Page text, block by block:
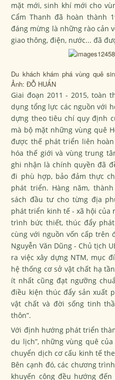
mặt mới, sinh khí mới cho
Cẩm Thanh đã hoàn thành
đáng mừng là những rào cản
giao thông, điện, nước... đã
Du khách khám phá vùng quê
Ảnh: ĐỖ HUẤN
Giai đoạn 2011 - 2015, toàn
dụng tổng lực các nguồn với
dựng theo tiêu chí quy định
mà bộ mặt những vùng quê
được thế phát triển liên
hóa thế giới và vùng trung
ghi nhận là chính quyền đã
đi phù hợp, bảo đảm thực
phát triển. Hàng năm,
sách đầu tư cho từng địa
phát triển kinh tế - xã hội của
trình bức thiết, thúc đẩy
cùng với nguồn vốn cấp trên
Nguyễn Văn Dũng - Chủ tịch
ra việc xây dựng NTM, mục
hệ thống cơ sở vật chất hạ
ít nhất cũng đạt ngưỡng
điều kiện thúc đẩy sản xuất
vật chất và đời sống tinh
thôn”.
Với định hướng phát triển
du lịch”, những vùng quê
chuyển dịch cơ cấu kinh tế
Bên cạnh đó, các chương
khuyến công đều hướng